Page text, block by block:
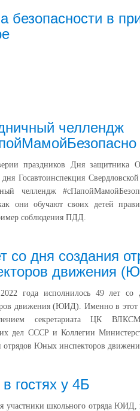
безопасности в
челлендж
праздников Дня защитника
Госавтоинспекция
челлендж
они обучают своих детей
соблюдения ПДД.
со дня создания
движения
года исполнилось 49 лет со
движения (ЮИД). Именно в этот
секретариата ЦК
дел СССР и Коллегии
отрядов Юных инспекторов
гостях у 4Б
участники школьного отряда